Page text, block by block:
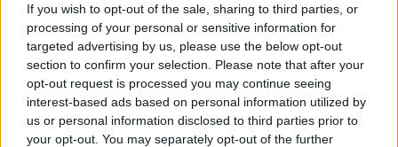
If you wish to opt-out of the sale, sharing to third parties, or
processing of your personal or sensitive information for
targeted advertising by us, please use the below opt-out
section to confirm your selection. Please note that after your
opt-out request is processed you may continue seeing
interest-based ads based on personal information utilized by
us or personal information disclosed to third parties prior to
your opt-out. You may separately opt-out of the further
Ελπιδοφόρο